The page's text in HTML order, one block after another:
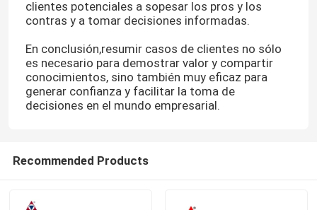
clientes potenciales a sopesar los pros y los
contras y a tomar decisiones informadas.
En conclusión,resumir casos de clientes no sólo
es necesario para demostrar valor y compartir
conocimientos, sino también muy eficaz para
generar confianza y facilitar la toma de
decisiones en el mundo empresarial.
Recommended Products